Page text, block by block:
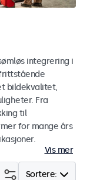
integrering i
bildekvalitet,
Fra
til
for mange års
Vis mer
Sortere: